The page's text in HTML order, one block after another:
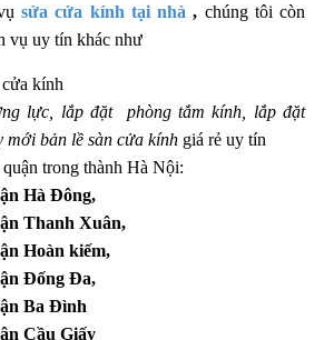
sửa cửa kính tại nhà, chúng tôi còn
vụ uy tín khác như
kính
lực, lắp đặt phòng tắm kính, lắp đặt
mới bản lề sàn cửa kính giá rẻ uy tín
quận trong thành Hà Nội:
Hà Đông,
Thanh Xuân,
Hoàn kiếm,
Đống Đa,
Ba Đình
Cầu Giấy